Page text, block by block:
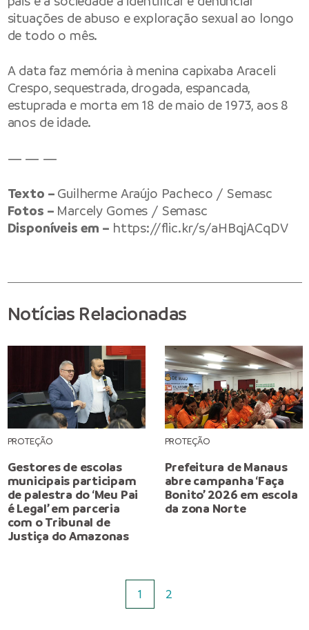
situações de abuso e exploração sexual ao longo
de todo o mês.
A data faz memória à menina capixaba Araceli
Crespo, sequestrada, drogada, espancada,
estuprada e morta em 18 de maio de 1973, aos 8
anos de idade.
— — —
Texto – Guilherme Araújo Pacheco / Semasc
Fotos – Marcely Gomes / Semasc
Disponíveis em – https://flic.kr/s/aHBqjACqDV
Notícias Relacionadas
PROTEÇÃO
Gestores de escolas
municipais participam
de palestra do ‘Meu Pai
é Legal’ em parceria
com o Tribunal de
Justiça do Amazonas
PROTEÇÃO
Prefeitura de Manaus
abre campanha ‘Faça
Bonito’ 2026 em escola
da zona Norte
1 2